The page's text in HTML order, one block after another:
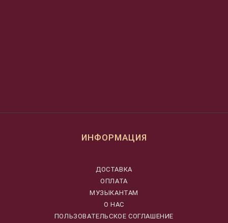
ИНФОРМАЦИЯ
ДОСТАВКА
ОПЛАТА
МУЗЫКАНТАМ
О НАС
ПОЛЬЗОВАТЕЛЬСКОЕ СОГЛАШЕНИЕ